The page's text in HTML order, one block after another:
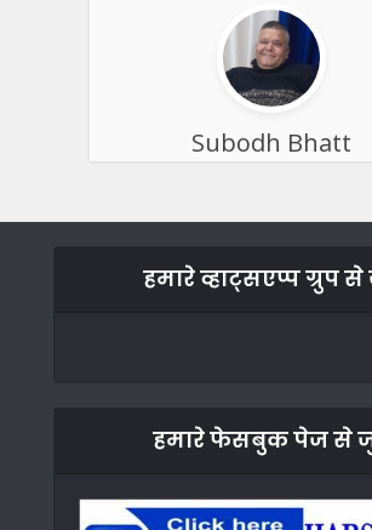
Subodh Bhatt
हमारे व्हाट्सएप्प ग्रुप
हमारे फेसबुक पेज से